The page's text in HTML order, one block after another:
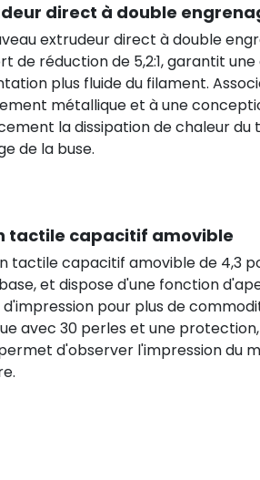
direct à double
extrudeur direct à double
de réduction de 5,2:1, garantit
plus fluide du filament.
métallique et à une
la dissipation de chaleur du
de la buse.
tactile capacitif amovible
tactile capacitif amovible de 4,3
et dispose d'une fonction
pour plus de
avec 30 perles et une
d'observer l'impression du